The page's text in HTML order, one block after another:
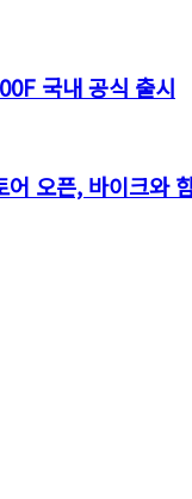
국내 공식 출시
오픈, 바이크와